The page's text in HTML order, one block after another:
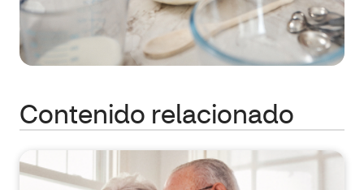
Contenido relacionado